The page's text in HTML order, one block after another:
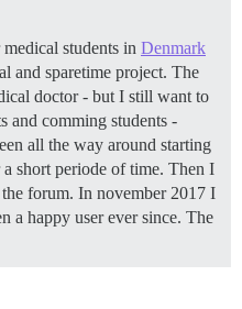
students in Denmark
and sparetime project. The
doctor - but I still want to
and comming students -
all the way around starting
short periode of time. Then I
forum. In november 2017 I
a happy user ever since. The